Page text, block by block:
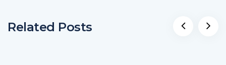
Related Posts